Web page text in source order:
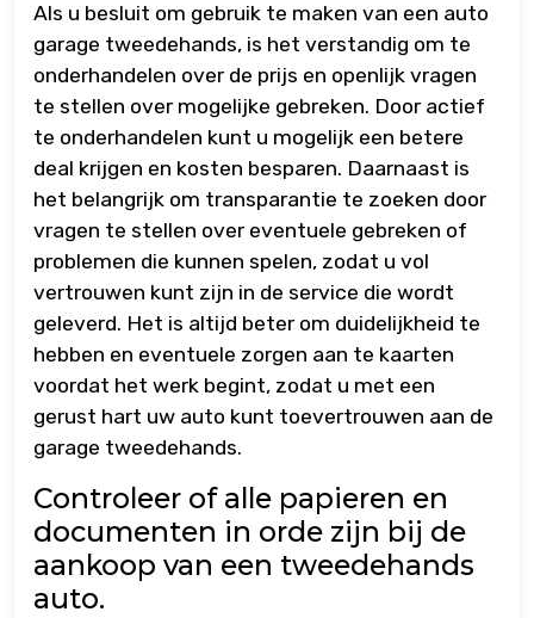
Als u besluit om gebruik te maken van een auto
garage tweedehands, is het verstandig om te
onderhandelen over de prijs en openlijk vragen
te stellen over mogelijke gebreken. Door actief
te onderhandelen kunt u mogelijk een betere
deal krijgen en kosten besparen. Daarnaast is
het belangrijk om transparantie te zoeken door
vragen te stellen over eventuele gebreken of
problemen die kunnen spelen, zodat u vol
vertrouwen kunt zijn in de service die wordt
geleverd. Het is altijd beter om duidelijkheid te
hebben en eventuele zorgen aan te kaarten
voordat het werk begint, zodat u met een
gerust hart uw auto kunt toevertrouwen aan de
garage tweedehands.
Controleer of alle papieren en
documenten in orde zijn bij de
aankoop van een tweedehands
auto.